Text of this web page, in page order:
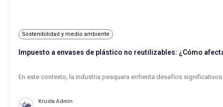
Sostenibilidad y medio ambiente
Impuesto a envases de plástico no reutilizables: ¿Cómo
En este contexto, la industria pesquera enfrenta desafíos
Krusta Admin